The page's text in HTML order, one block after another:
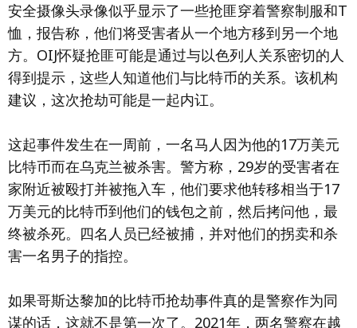
安全摄像头录像似乎显示了一些抢匪穿着警察制服和T
恤，报告称，他们将受害者从一个地方移到另一个地
方。OIJ怀疑抢匪可能是通过与以色列人关系密切的人
得到提示，这些人知道他们与比特币的关系。该机构
建议，这次抢劫可能是一起内讧。
这起事件发生在一周前，一名马人因为他的17万美元
比特币而在乌克兰被杀害。警方称，29岁的受害者在
家附近被殴打并被拖入车，他们要求他转移相当于17
万美元的比特币到他们的钱包之前，然后拷问他，最
终被杀死。四名人员已经被捕，并对他们的拐卖和杀
害一名男子的指控。
如果哥斯达黎加的比特币抢劫事件真的是警察作为同
谋的话，这就不是第一次了。2021年，两名警察在越